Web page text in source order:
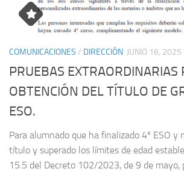
COMUNICACIONES / DIRECCIÓN JUNIO 16, 2025
PRUEBAS EXTRAORDINARIAS
OBTENCIÓN DEL TÍTULO DE
ESO.
Para alumnado que ha finalizado 4º ESO y
título y superado los límites de edad
15.5 del Decreto 102/2023, de 9 de mayo,